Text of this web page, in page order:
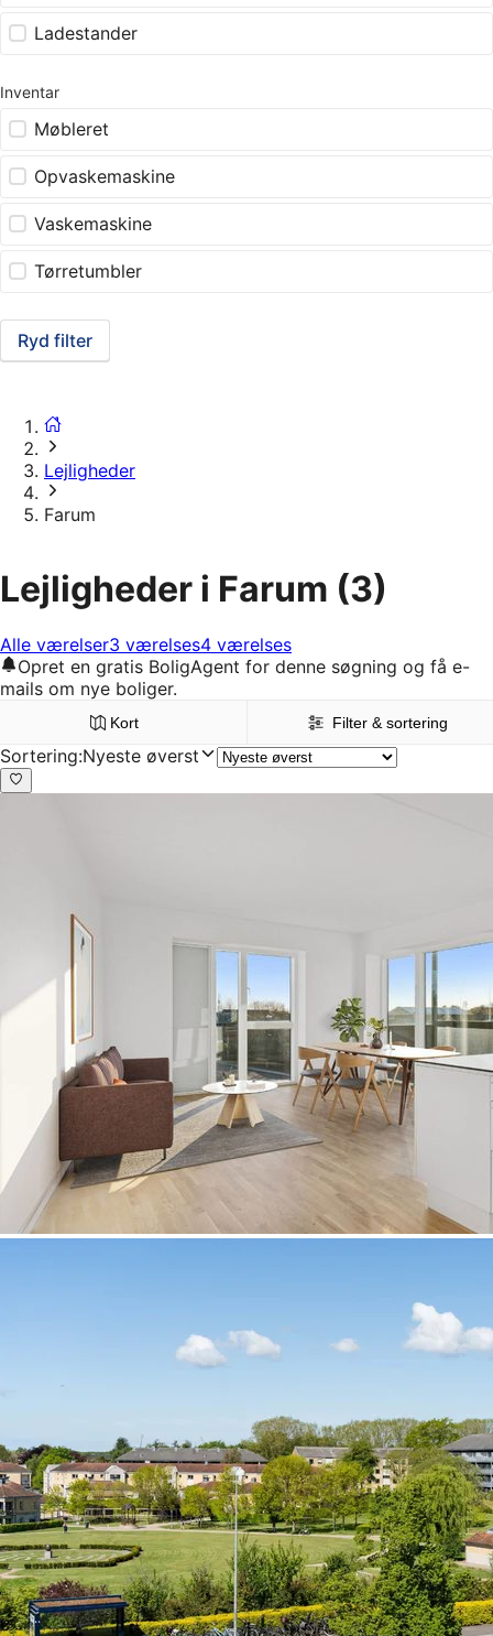
Ladestander
Inventar
Møbleret
Opvaskemaskine
Vaskemaskine
Tørretumbler
Ryd filter
Lejligheder
Farum
Lejligheder i Farum (3)
Alle værelser3 værelses4 værelses
Opret en gratis BoligAgent for denne søgning og få e-
mails om nye boliger.
Kort Filter & sortering
Sortering:Nyeste øverst